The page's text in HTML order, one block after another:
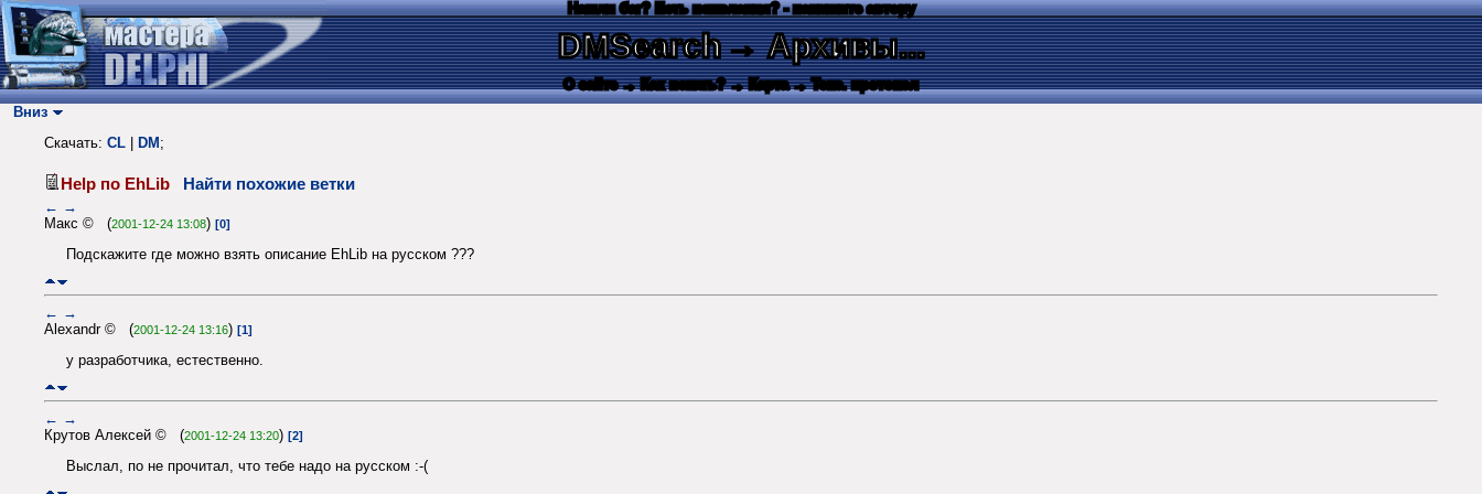
Нашли баг? Есть пожелания? - напишите автору
DMSearch→ Архивы...
О сайте → Как искать? → Карта → Текс. протокол
Вниз
Скачать: CL DM ;
Help по EhLib Найти похожие ветки
← →
Макс © (2001-12-24 13:08) [0]
Подскажите где можно взять описание EhLib на русском ???
← →
Alexandr © (2001-12-24 13:16) [1]
у разработчика, естественно.
← →
Крутов Алексей © (2001-12-24 13:20) [2]
Выслал, по не прочитал, что тебе надо на русском :-(